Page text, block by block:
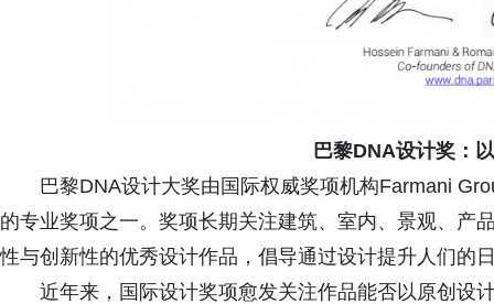
巴黎DNA设计奖：
巴黎DNA设计大奖由国际权威奖项机构Farmani
的专业奖项之一。奖项长期关注建筑、室内、景观、产
性与创新性的优秀设计作品，倡导通过设计提升人们的
近年来，国际设计奖项愈发关注作品能否以原创设